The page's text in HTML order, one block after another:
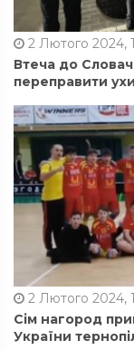
2 Лютого 2024,
Втеча до
переправити
2 Лютого 2024,
Сім нагород
України